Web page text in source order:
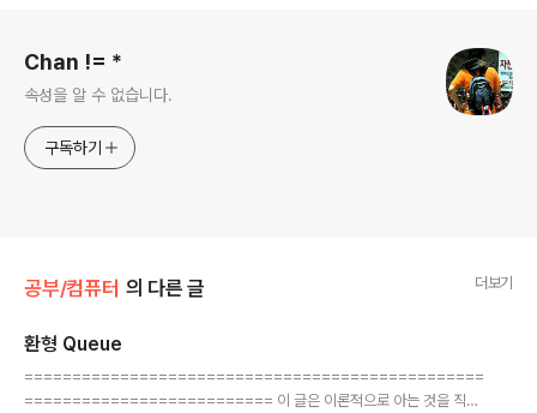
Chan != *
속성을 알 수 없습니다.
구독하기
공부/컴퓨터 의 다른 글 더보기
환형 Queue
================================================
========================== 이 글은 이론적으로 아는 것을 직접